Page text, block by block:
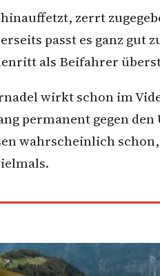
zerrt
passt es ganz
als Beifahrer
wirkt schon im
permanent gegen
wahrscheinlich